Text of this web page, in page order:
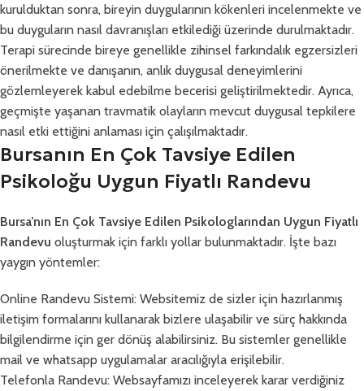
kurulduktan sonra, bireyin duygularının kökenleri incelenmekte ve
bu duyguların nasıl davranışları etkilediği üzerinde durulmaktadır.
Terapi sürecinde bireye genellikle zihinsel farkındalık egzersizleri
önerilmekte ve danışanın, anlık duygusal deneyimlerini
gözlemleyerek kabul edebilme becerisi geliştirilmektedir. Ayrıca,
geçmişte yaşanan travmatik olayların mevcut duygusal tepkilere
nasıl etki ettiğini anlaması için çalışılmaktadır.
Bursanın En Çok Tavsiye Edilen
Psikoloğu Uygun Fiyatlı Randevu
Bursa’nın En Çok Tavsiye Edilen Psikologlarından Uygun Fiyatlı
Randevu oluşturmak için farklı yollar bulunmaktadır. İşte bazı
yaygın yöntemler:
Online Randevu Sistemi: Websitemiz de sizler için hazırlanmış
iletişim formalarını kullanarak bizlere ulaşabilir ve sürç hakkında
bilgilendirme için ger dönüş alabilirsiniz. Bu sistemler genellikle
mail ve whatsapp uygulamalar aracılığıyla erişilebilir.
Telefonla Randevu: Websayfamızı inceleyerek karar verdiğiniz